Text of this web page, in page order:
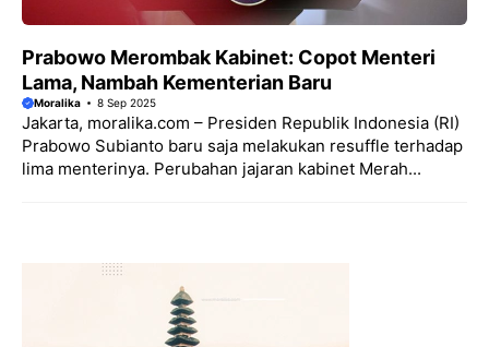
Prabowo Merombak Kabinet: Copot Menteri
Lama, Nambah Kementerian Baru
Moralika 8 Sep 2025
Jakarta, moralika.com – Presiden Republik Indonesia (RI)
Prabowo Subianto baru saja melakukan resuffle terhadap
lima menterinya. Perubahan jajaran kabinet Merah...